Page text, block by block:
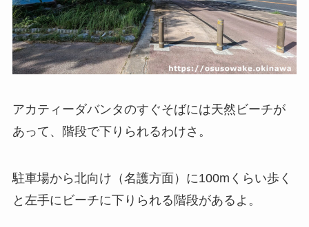
アカティーダバンタのすぐそばには天然ビーチが
あって、階段で下りられるわけさ。
駐車場から北向け（名護方面）に100mくらい歩く
と左手にビーチに下りられる階段があるよ。